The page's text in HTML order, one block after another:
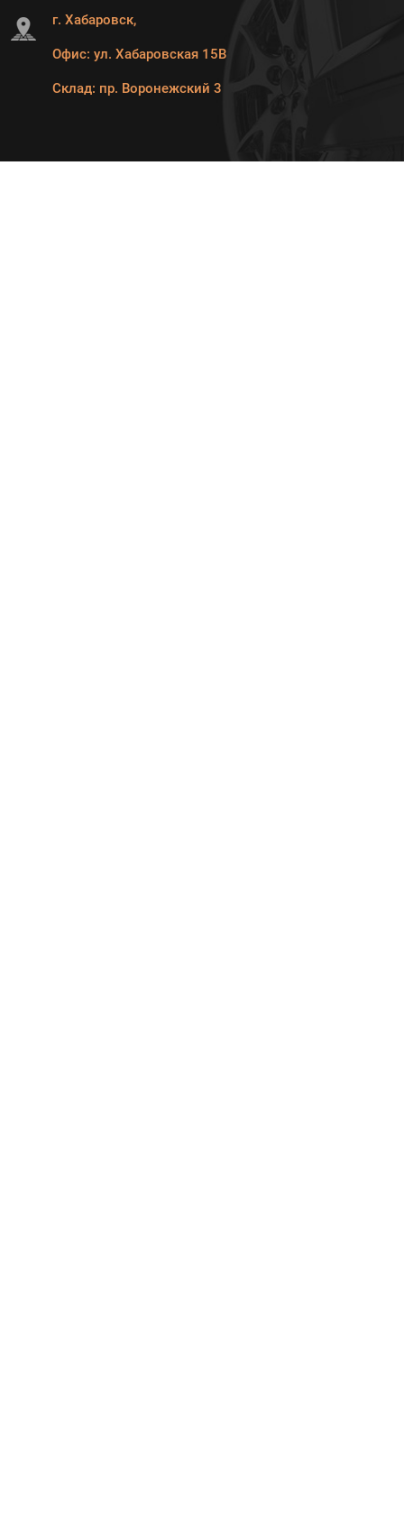
г. Хабаровск,
Офис: ул. Хабаровская 15В
Склад: пр. Воронежский 3